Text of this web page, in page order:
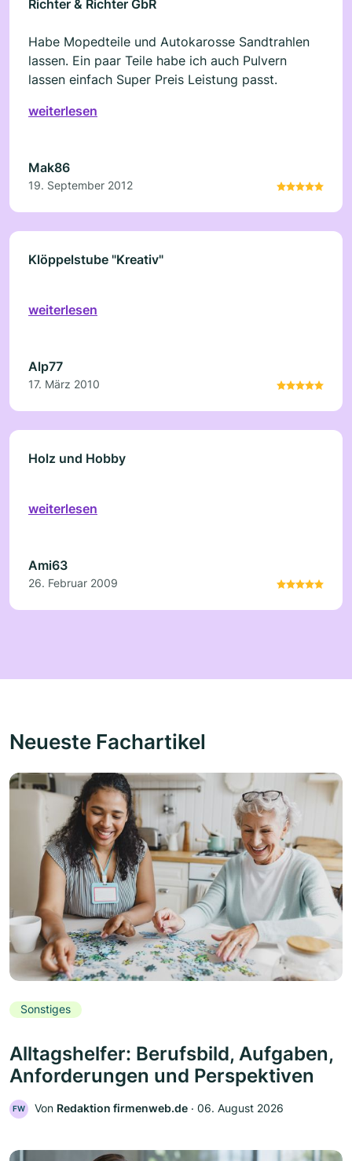
Richter & Richter GbR
Habe Mopedteile und Autokarosse Sandtrahlen
lassen. Ein paar Teile habe ich auch Pulvern
lassen einfach Super Preis Leistung passt.
weiterlesen
Mak86
19. September 2012
Klöppelstube "Kreativ"
weiterlesen
Alp77
17. März 2010
Holz und Hobby
weiterlesen
Ami63
26. Februar 2009
Neueste Fachartikel
Sonstiges
Alltagshelfer: Berufsbild, Aufgaben,
Anforderungen und Perspektiven
FW Von Redaktion firmenweb.de ‧ 06. August 2026